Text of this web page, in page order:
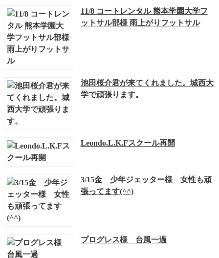
11/8 コートレンタル 熊本学園大学フ
ットサル部様 雨上がりフットサル
池田桜介君が来てくれました。城西大
学で頑張ります。
Leondo.L.K.Fスクール再開
3/15金 少年ジェッター様 女性も頑
張ってます(^^)
プログレス様 台風一過